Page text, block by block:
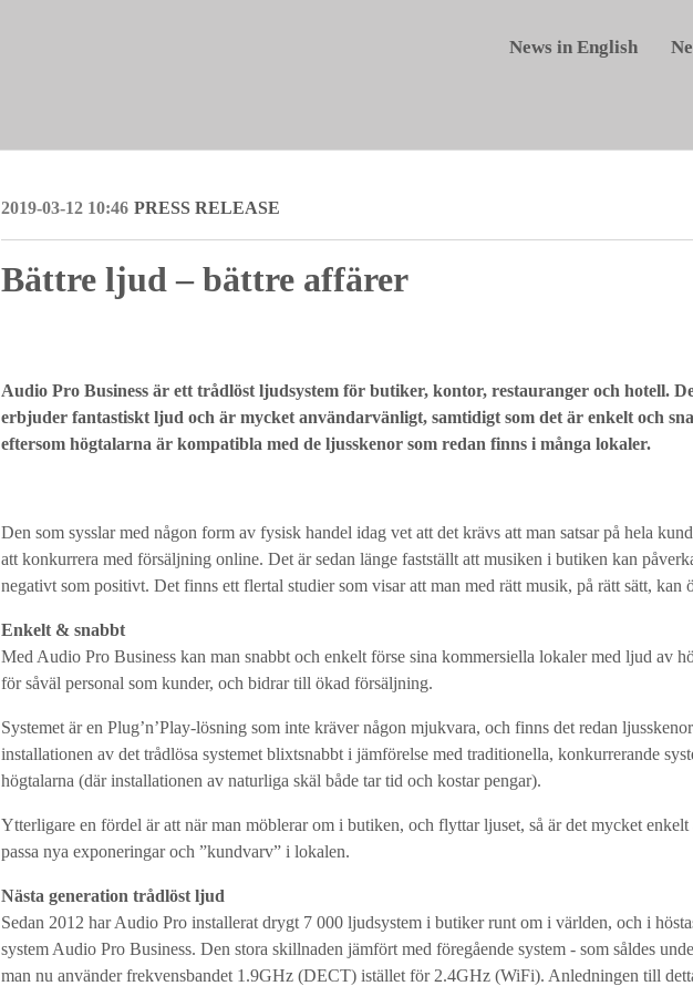
News in English
2019-03-12 10:46 PRESS RELEASE
Bättre ljud – bättre affärer
Audio Pro Business är ett trådlöst ljudsystem för butiker, kontor, restauranger och hotell.
erbjuder fantastiskt ljud och är mycket användarvänligt, samtidigt som det är enkelt och
eftersom högtalarna är kompatibla med de ljusskenor som redan finns i många lokaler.
Den som sysslar med någon form av fysisk handel idag vet att det krävs att man satsar på hela
att konkurrera med försäljning online. Det är sedan länge fastställt att musiken i butiken kan
negativt som positivt. Det finns ett flertal studier som visar att man med rätt musik, på rätt sätt,
Enkelt & snabbt
Med Audio Pro Business kan man snabbt och enkelt förse sina kommersiella lokaler med ljud av
för såväl personal som kunder, och bidrar till ökad försäljning.
Systemet är en Plug’n’Play-lösning som inte kräver någon mjukvara, och finns det redan
installationen av det trådlösa systemet blixtsnabbt i jämförelse med traditionella, konkurrerande
högtalarna (där installationen av naturliga skäl både tar tid och kostar pengar).
Ytterligare en fördel är att när man möblerar om i butiken, och flyttar ljuset, så är det mycket
passa nya exponeringar och ”kundvarv” i lokalen.
Nästa generation trådlöst ljud
Sedan 2012 har Audio Pro installerat drygt 7 000 ljudsystem i butiker runt om i världen, och i
system Audio Pro Business. Den stora skillnaden jämfört med föregående system - som såldes
man nu använder frekvensbandet 1.9GHz (DECT) istället för 2.4GHz (WiFi). Anledningen till